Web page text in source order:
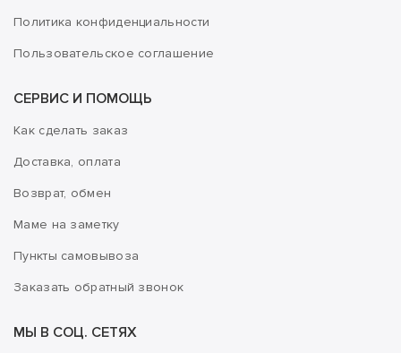
Политика конфиденциальности
Пользовательское соглашение
СЕРВИС И ПОМОЩЬ
Как сделать заказ
Доставка, оплата
Возврат, обмен
Маме на заметку
Пункты самовывоза
Заказать обратный звонок
МЫ В СОЦ. СЕТЯХ